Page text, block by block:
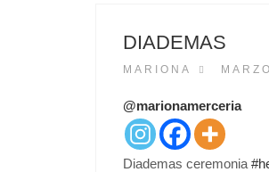
DIADEMAS
MARIONA
P
S
T
E
D
O
@marionamerceria
Diademas ceremonia